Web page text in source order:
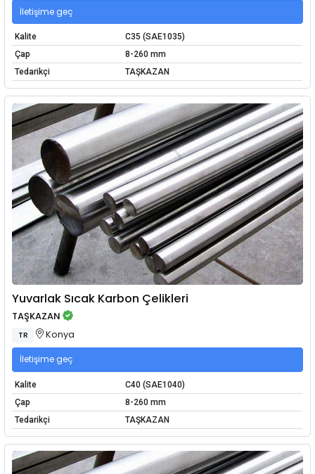
İletişime geç
Kalite
C35 (SAE1035)
Çap
8-260 mm
Tedarikçi
TAŞKAZAN
Yuvarlak Sıcak Karbon Çelikleri
TAŞKAZAN
TR Konya
İletişime geç
Kalite
C40 (SAE1040)
Çap
8-260 mm
Tedarikçi
TAŞKAZAN